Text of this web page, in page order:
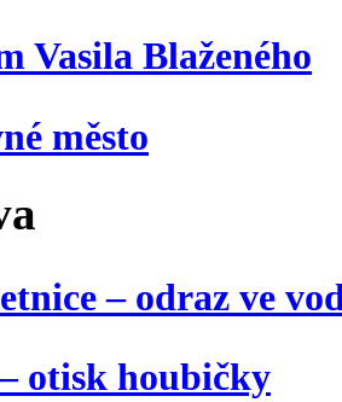
Vasila Blaženého
město
– odraz ve
otisk houbičky